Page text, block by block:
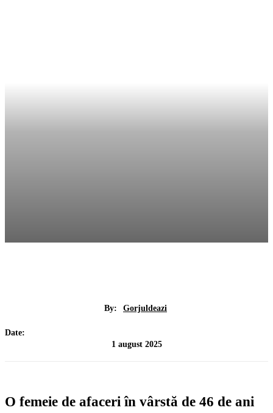
By: Gorjuldeazi
Date:
1 august 2025
O femeie de afaceri în vârstă de 46 de ani